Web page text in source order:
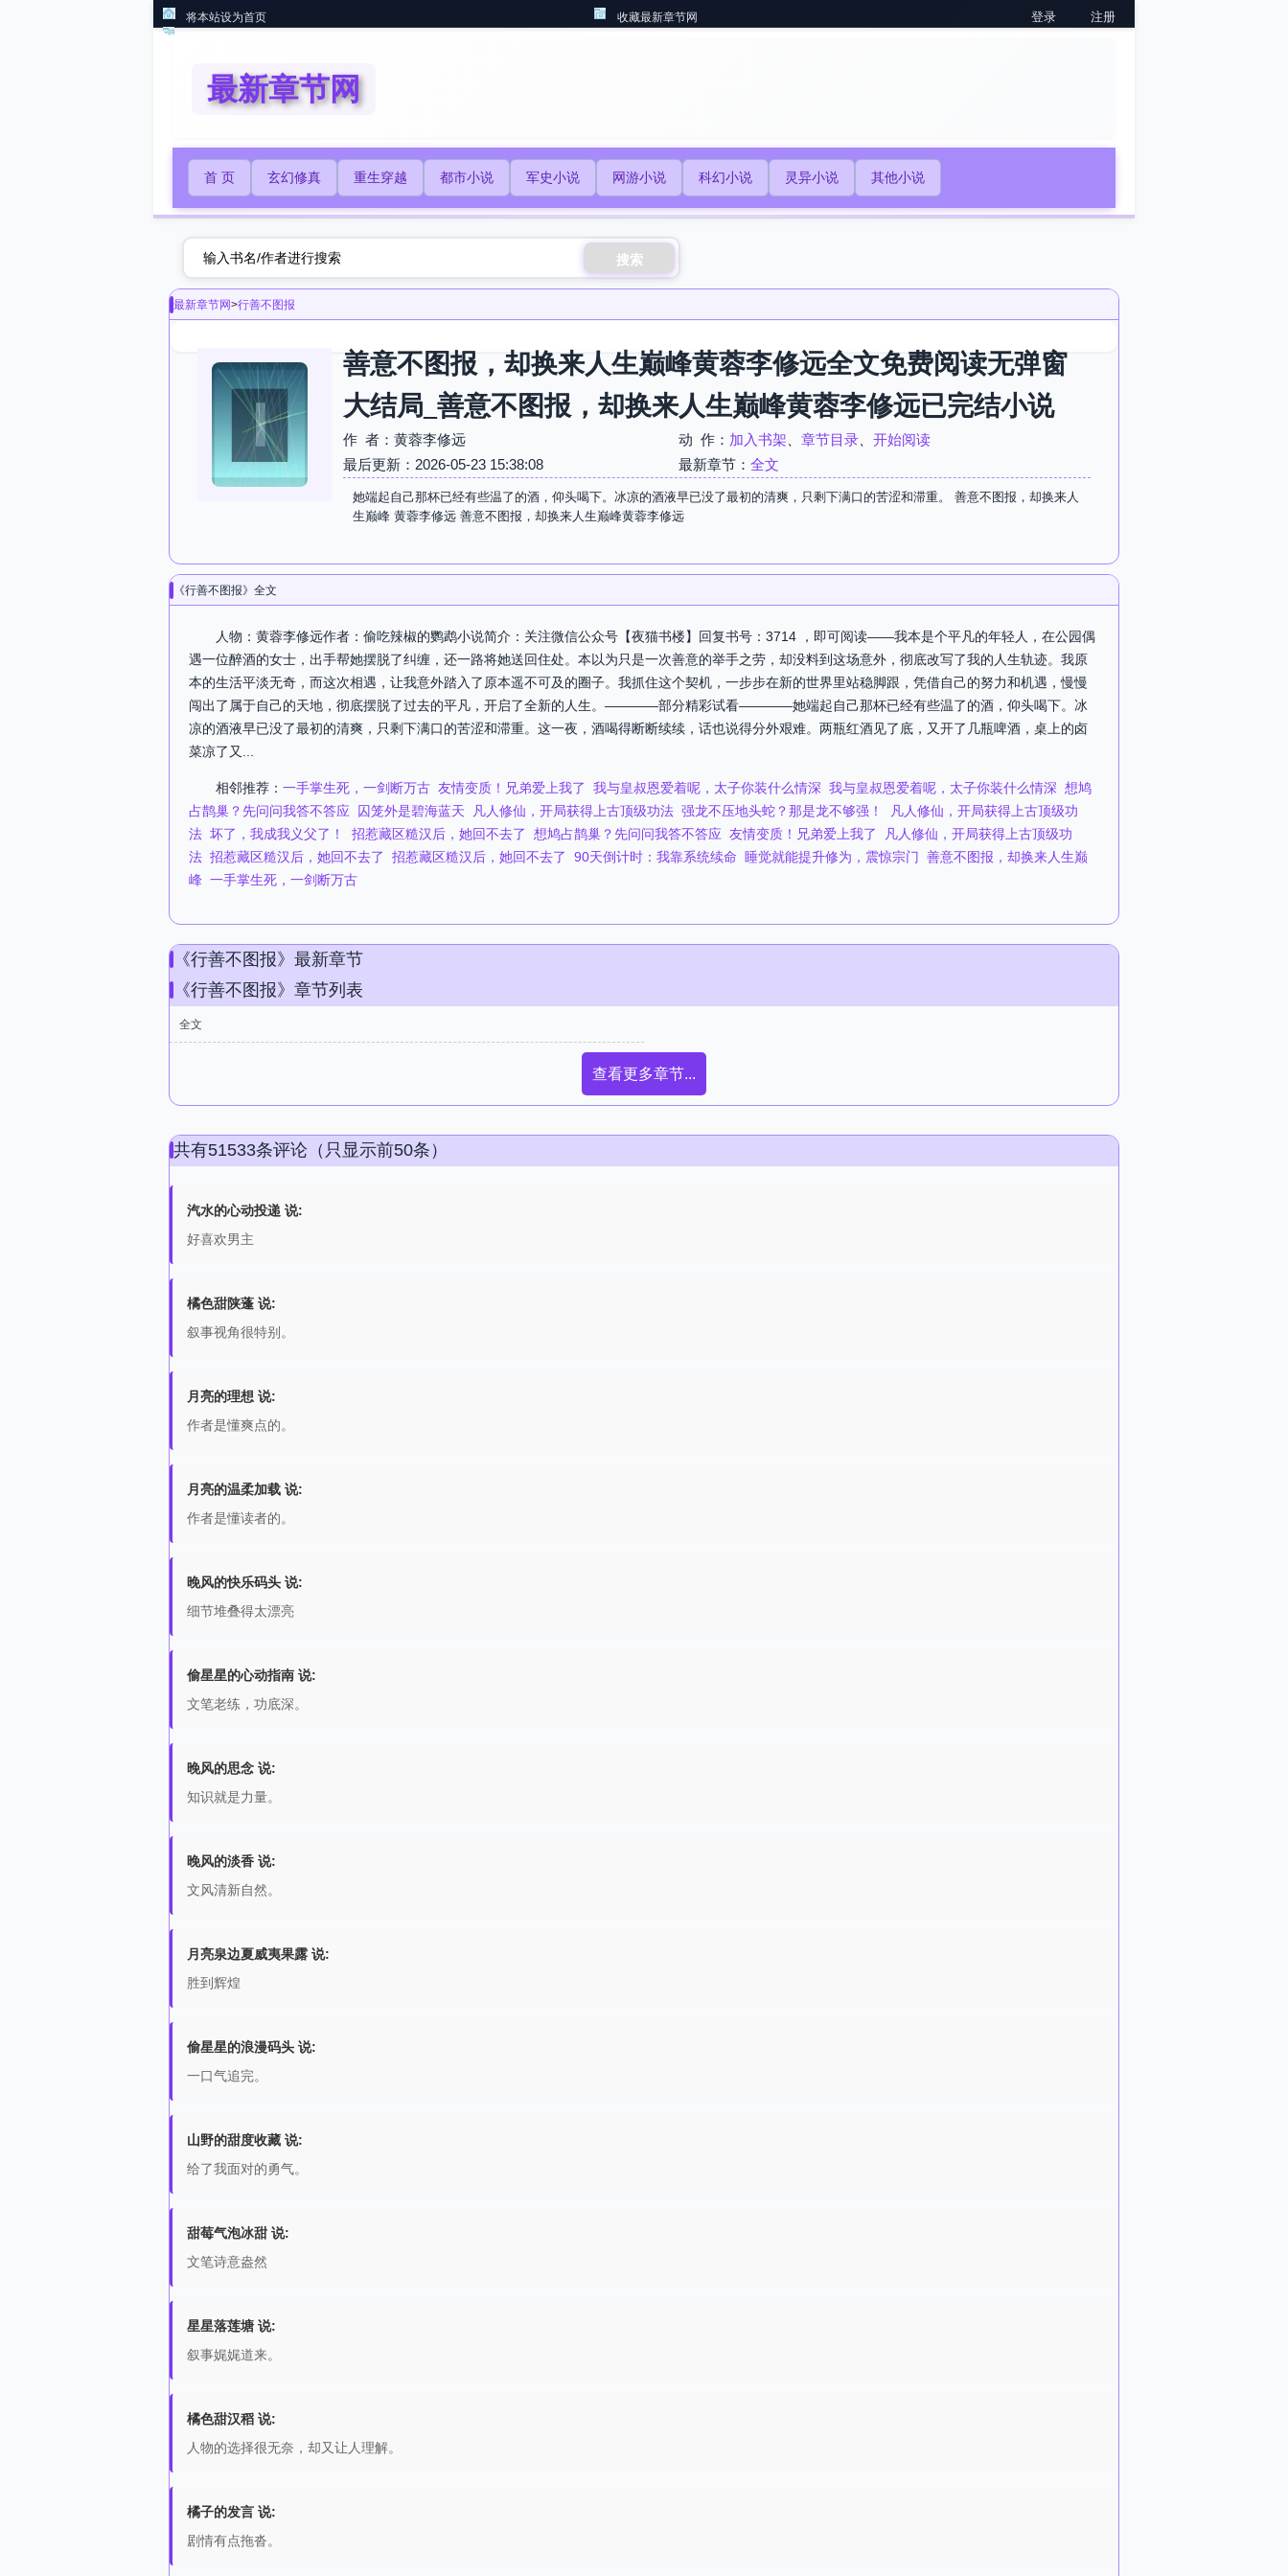
将本站设为首页 收藏最新章节网 登录 注册
最新章节网
首 页 玄幻修真 重生穿越 都市小说 军史小说 网游小说 科幻小说 灵异小说 其他小说
搜索
最新章节网>行善不图报
善意不图报，却换来人生巅峰黄蓉李修远全文免费阅读无弹窗
大结局_善意不图报，却换来人生巅峰黄蓉李修远已完结小说
作 者：黄蓉李修远 动 作： 加入书架 章节目录
开始阅读
最后更新：2026-05-23 15:38:08
最新章节： 全文
她端起自己那杯已经有些温了的酒，仰头喝下。冰凉的酒液早已没了最初的清爽，只剩下满口的苦涩和滞重。 善意不图报，却换来人
生巅峰 黄蓉李修远 善意不图报，却换来人生巅峰黄蓉李修远
《行善不图报》全文
人物：黄蓉李修远作者：偷吃辣椒的鹦鹉小说简介：关注微信公众号【夜猫书楼】回复书号：3714 ，即可阅读——我本是个平凡的年轻人，在公园偶
遇一位醉酒的女士，出手帮她摆脱了纠缠，还一路将她送回住处。本以为只是一次善意的举手之劳，却没料到这场意外，彻底改写了我的人生轨迹。我原
本的生活平淡无奇，而这次相遇，让我意外踏入了原本遥不可及的圈子。我抓住这个契机，一步步在新的世界里站稳脚跟，凭借自己的努力和机遇，慢慢
闯出了属于自己的天地，彻底摆脱了过去的平凡，开启了全新的人生。————部分精彩试看————她端起自己那杯已经有些温了的酒，仰头喝下。冰
凉的酒液早已没了最初的清爽，只剩下满口的苦涩和滞重。这一夜，酒喝得断断续续，话也说得分外艰难。两瓶红酒见了底，又开了几瓶啤酒，桌上的卤
菜凉了又...
相邻推荐： 一手掌生死，一剑断万古 友情变质！兄弟爱上我了 我与皇叔恩爱着呢，太子你装什么情深 我与皇叔恩爱着呢，太子你装什么情深 想鸠
占鹊巢？先问问我答不答应
囚笼外是碧海蓝天 凡人修仙，开局获得上古顶级功法 强龙不压地头蛇？那是龙不够强！
凡人修仙，开局获得上古顶级功
法 坏了，我成我义父了！ 招惹藏区糙汉后，她回不去了 想鸠占鹊巢？先问问我答不答应 友情变质！兄弟爱上我了
凡人修仙，开局获得上古顶级功
法 招惹藏区糙汉后，她回不去了 招惹藏区糙汉后，她回不去了 90天倒计时：我靠系统续命 睡觉就能提升修为，震惊宗门 善意不图报，却换来人生巅
峰 一手掌生死，一剑断万古
《行善不图报》最新章节
《行善不图报》章节列表
全文
查看更多章节...
共有51533条评论（只显示前50条）
汽水的心动投递 说:
好喜欢男主
橘色甜陕蓬 说:
叙事视角很特别。
月亮的理想 说:
作者是懂爽点的。
月亮的温柔加载 说:
作者是懂读者的。
晚风的快乐码头 说:
细节堆叠得太漂亮
偷星星的心动指南 说:
文笔老练，功底深。
晚风的思念 说:
知识就是力量。
晚风的淡香 说:
文风清新自然。
月亮泉边夏威夷果露 说:
胜到辉煌
偷星星的浪漫码头 说:
一口气追完。
山野的甜度收藏 说:
给了我面对的勇气。
甜莓气泡冰甜 说:
文笔诗意盎然
星星落莲塘 说:
叙事娓娓道来。
橘色甜汉稻 说:
人物的选择很无奈，却又让人理解。
橘子的发言 说:
剧情有点拖沓。